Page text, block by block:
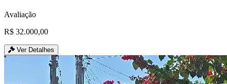
Avaliação
R$ 32.000,00
Ver Detalhes